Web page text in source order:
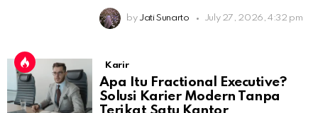
by Jati Sunarto July 27, 2026, 4:32 pm
Karir
Apa Itu Fractional Executive?
Solusi Karier Modern Tanpa